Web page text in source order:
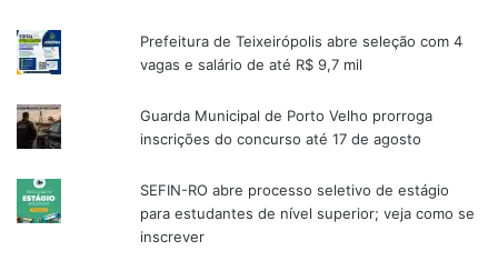
Prefeitura de Teixeirópolis abre seleção com 4
vagas e salário de até R$ 9,7 mil
Guarda Municipal de Porto Velho prorroga
inscrições do concurso até 17 de agosto
SEFIN-RO abre processo seletivo de estágio
para estudantes de nível superior; veja como se
inscrever